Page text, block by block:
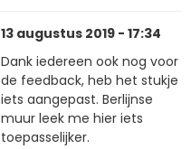
13 augustus 2019 - 17:34
Dank iedereen ook nog voor
de feedback, heb het stukje
iets aangepast. Berlijnse
muur leek me hier iets
toepasselijker.